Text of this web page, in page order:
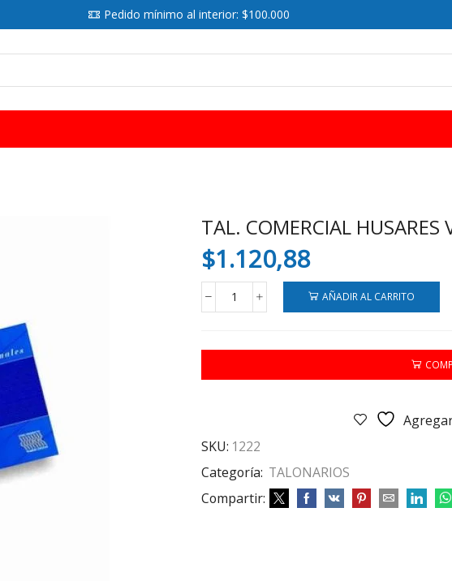
Pedido mínimo al interior: $100.000
TAL. COMERCIAL HUSARES
$1.120,88
TAL.
VALE
1908
AÑADIR AL CARRITO
SKU: 1222
Categoría: TALONARIOS
Compartir: